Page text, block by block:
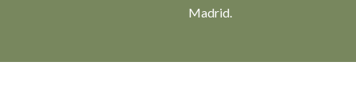
Madrid.